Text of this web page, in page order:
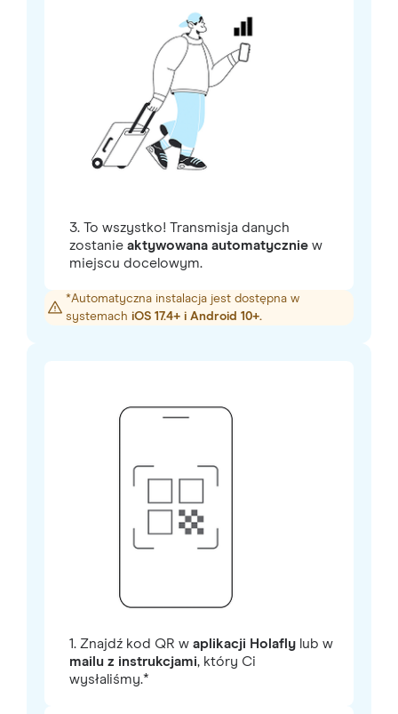
3. To wszystko! Transmisja danych
zostanie aktywowana automatyczniew
miejscu docelowym.
*Automatyczna instalacja jest dostępna w
systemach iOS 17.4+ i Android 10+.
1. Znajdź kod QR w aplikacji Holaflylub w
mailu z instrukcjami, który Ci
wysłaliśmy.*